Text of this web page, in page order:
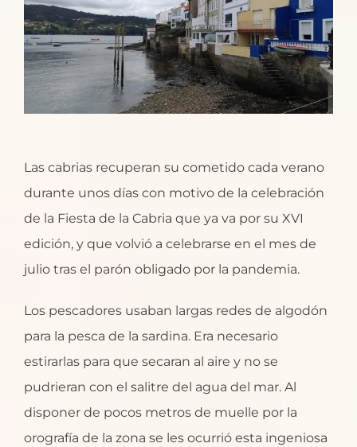
Las cabrias recuperan su cometido cada verano
durante unos días con motivo de la celebración
de la Fiesta de la Cabria que ya va por su XVI
edición, y que volvió a celebrarse en el mes de
julio tras el parón obligado por la pandemia.
Los pescadores usaban largas redes de algodón
para la pesca de la sardina. Era necesario
estirarlas para que secaran al aire y no se
pudrieran con el salitre del agua del mar. Al
disponer de pocos metros de muelle por la
orografía de la zona se les ocurrió esta ingeniosa